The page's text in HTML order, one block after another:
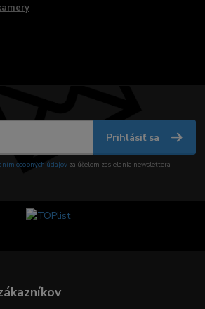
Prihlásiť sa
osobných údajov za účelom zasielania newslettera.